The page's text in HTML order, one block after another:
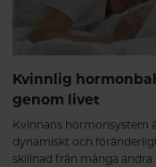
vi kan hantera den bättre –
behöver vi börja med vad
faktiskt sker i kroppen.
Kvinnlig
genom livet
Kvinnans hormonsystem
dynamiskt och
skillnad från många andra